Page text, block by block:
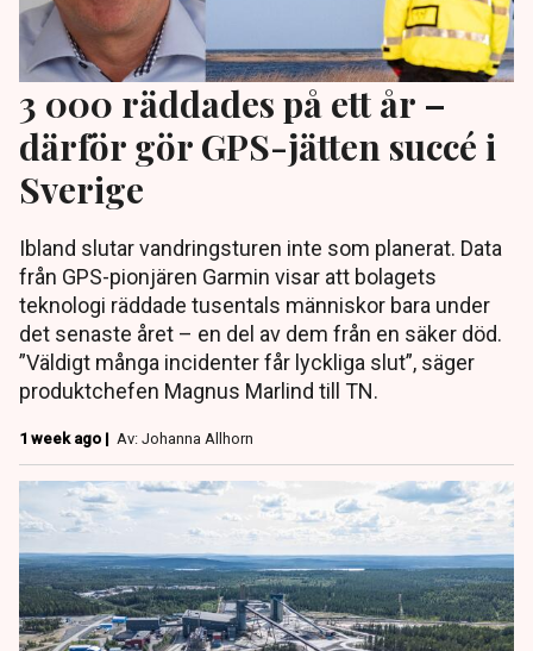
3 000 räddades på ett år –
därför gör GPS-jätten succé i
Sverige
Ibland slutar vandringsturen inte som planerat. Data
från GPS-pionjären Garmin visar att bolagets
teknologi räddade tusentals människor bara under
det senaste året – en del av dem från en säker död.
”Väldigt många incidenter får lyckliga slut”, säger
produktchefen Magnus Marlind till TN.
1 week ago | Av: Johanna Allhorn